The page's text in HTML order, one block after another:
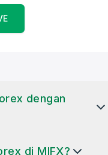
dengan
di MIFX?